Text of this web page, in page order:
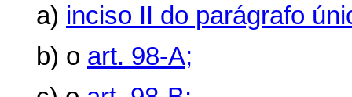
a) inciso II do parágrafo
b) o art. 98-A;